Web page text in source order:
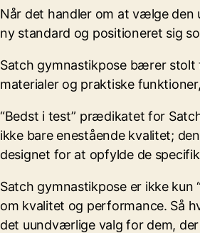
Når det handler om at vælge den
ny standard og positioneret sig
Satch gymnastikpose bærer stolt
materialer og praktiske
“Bedst i test” prædikatet for
ikke bare enestående kvalitet;
designet for at opfylde de
Satch gymnastikpose er ikke
om kvalitet og performance. Så
det uundværlige valg for dem,